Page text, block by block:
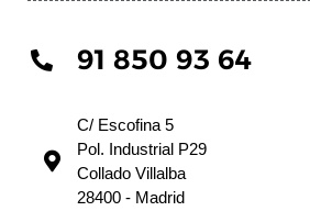
91 850 93 64
C/ Escofina 5
Pol. Industrial P29
Collado Villalba
28400 - Madrid